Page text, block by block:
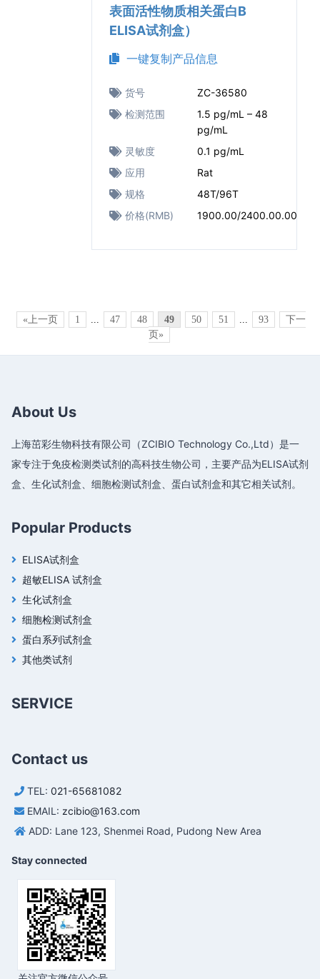
表面活性物质相关蛋白B
ELISA试剂盒）
一键复制产品信息
货号
ZC-36580
检测范围
1.5 pg/mL – 48
pg/mL
灵敏度
0.1 pg/mL
应用
Rat
规格
48T/96T
价格(RMB)
1900.00/2400.00.00
«上一页 1 ... 47 48 49 50 51 ... 93
下一
页»
About Us
上海茁彩生物科技有限公司（ZCIBIO Technology Co.,Ltd）是一
家专注于免疫检测类试剂的高科技生物公司，主要产品为ELISA试剂
盒、生化试剂盒、细胞检测试剂盒、蛋白试剂盒和其它相关试剂。
Popular Products
ELISA试剂盒
超敏ELISA 试剂盒
生化试剂盒
细胞检测试剂盒
蛋白系列试剂盒
其他类试剂
SERVICE
Contact us
TEL: 021-65681082
EMAIL: zcibio@163.com
ADD: Lane 123, Shenmei Road, Pudong New Area
Stay connected